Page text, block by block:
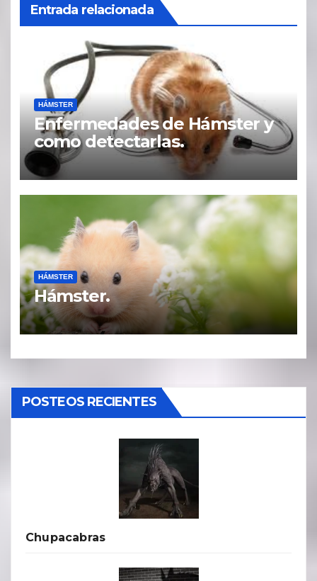
Entrada relacionada
HÁMSTER
Enfermedades de Hámster y
como detectarlas.
HÁMSTER
Hámster.
POSTEOS RECIENTES
Chupacabras